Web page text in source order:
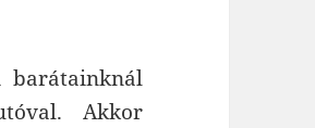
barátainknál
Akkor